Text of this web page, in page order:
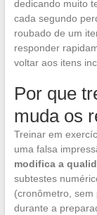
dedicando muito
cada segundo
roubado de um
responder
voltar aos itens
Por que
muda os
Treinar em
uma falsa
modifica a
subtestes
(cronômetro, sem
durante a